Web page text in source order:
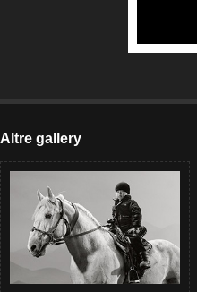
Altre gallery